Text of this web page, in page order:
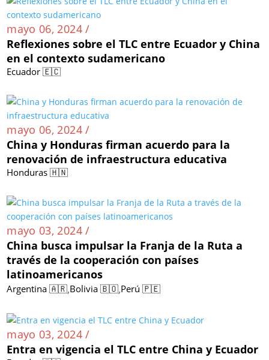
mayo 06, 2024 /
Reflexiones sobre el TLC entre Ecuador y China
en el contexto sudamericano
Ecuador 🇪🇨
mayo 06, 2024 /
China y Honduras firman acuerdo para la
renovación de infraestructura educativa
Honduras 🇭🇳
mayo 03, 2024 /
China busca impulsar la Franja de la Ruta a
través de la cooperación con países
latinoamericanos
Argentina 🇦🇷,Bolivia 🇧🇴,Perú 🇵🇪
mayo 03, 2024 /
Entra en vigencia el TLC entre China y Ecuador